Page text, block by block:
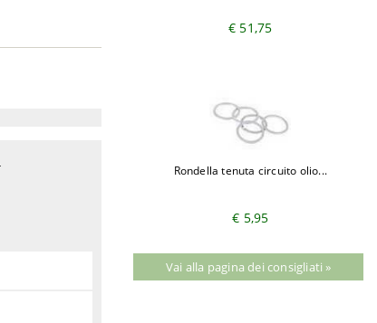
€ 51,75
Ron­della tenuta cir­cuito o­lio...
€ 5,95
Vai alla pagina dei consigliati »